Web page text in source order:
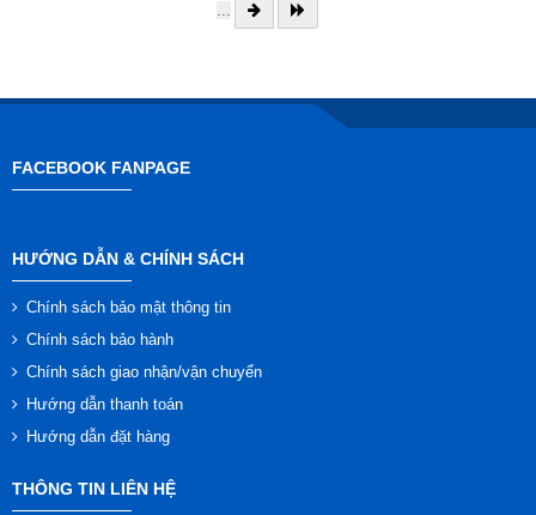
...
FACEBOOK FANPAGE
HƯỚNG DẪN & CHÍNH SÁCH
Chính sách bảo mật thông tin
Chính sách bảo hành
Chính sách giao nhận/vận chuyển
Hướng dẫn thanh toán
Hướng dẫn đặt hàng
THÔNG TIN LIÊN HỆ